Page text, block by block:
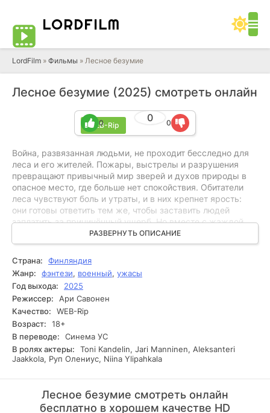
LORDFILM
LordFilm » Фильмы » Лесное безумие
Лесное безумие (2025) смотреть онлайн
WEB-Rip
0
0 0
Война, развязанная людьми, не проходит бесследно для
леса и его жителей. Пожары, выстрелы и разрушения
превращают привычный мир зверей и духов природы в
опасное место, где больше нет спокойствия. Обитатели
леса чувствуют боль и утраты, и в них крепнет ярость:
они готовы ответить тем же, чтобы заставить людей
заплатить за причинённый ущерб. Но вместе с жаждой
мести приходит и другое — разрушение хрупкого
равновесия, которое веками удерживало границу между
человеческим миром и владениями леса. Чем дальше
заходит конфликт, тем труднее остановить цепь насилия.
И всё же остаётся надежда: возможно, появится тот, кто
сумеет примирить стороны и вернуть утраченную
гармонию.
РАЗВЕРНУТЬ ОПИСАНИЕ
Страна:
Финляндия
Жанр:
фэнтези, военный, ужасы
Год выхода:
2025
Режиссер:
Ари Савонен
Качество:
WEB-Rip
Возраст:
18+
В переводе:
Синема УС
В ролях актеры:
Toni Kandelin, Jari Manninen, Aleksanteri
Jaakkola, Руп Олениус, Niina Ylipahkala
Лесное безумие смотреть онлайн
бесплатно в хорошем качестве HD